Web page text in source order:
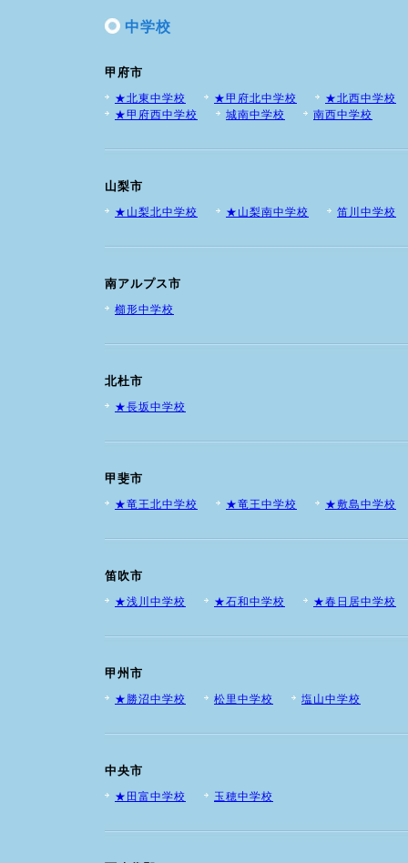
中学校
甲府市
★北東中学校 ★甲府北中学校
★北西中学校
★甲府西中学校
城南中学校 南西中学校
山梨市
★山梨北中学校 ★山梨南中学校 笛川中学校
南アルプス市
櫛形中学校
北杜市
★長坂中学校
甲斐市
★竜王北中学校 ★竜王中学校 ★敷島中学校
笛吹市
★浅川中学校 ★石和中学校 ★春日居中学校
甲州市
★勝沼中学校 松里中学校 塩山中学校
中央市
★田富中学校 玉穂中学校